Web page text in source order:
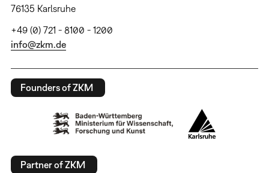
76135 Karlsruhe
+49 (0) 721 - 8100 - 1200
info@zkm.de
Founders of ZKM
Partner of ZKM